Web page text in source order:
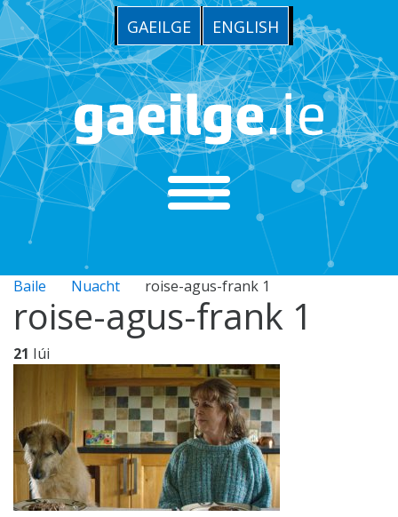
GAEILGE ENGLISH
Baile Nuacht roise-agus-frank 1
roise-agus-frank 1
21 Iúi